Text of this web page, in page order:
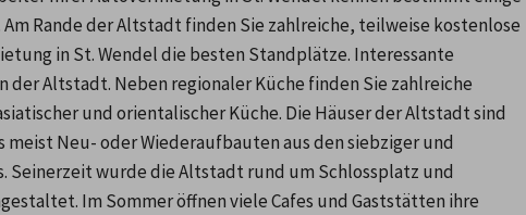
Rande der Altstadt finden Sie zahlreiche, teilweise kostenlose
in St. Wendel die besten Standplätze. Interessante
Altstadt. Neben regionaler Küche finden Sie zahlreiche
und orientalischer Küche. Die Häuser der Altstadt sind
Neu- oder Wiederaufbauten aus den siebziger und
Seinerzeit wurde die Altstadt rund um Schlossplatz und
Im Sommer öffnen viele Cafes und Gaststätten ihre